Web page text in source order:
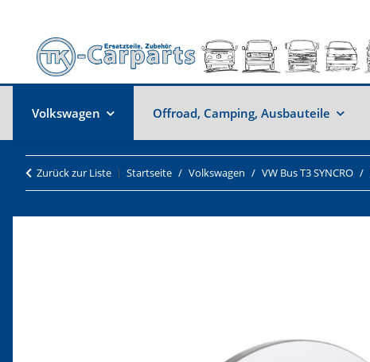
Volkswagen Offroad, Camping, Ausbauteile
Zurück zur Liste Startseite Volkswagen VW Bus T3 SYNCRO